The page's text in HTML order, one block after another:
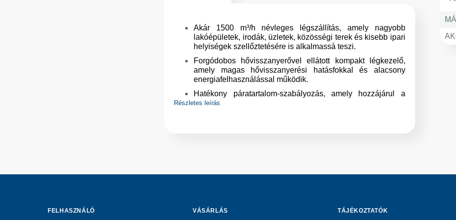
Akár 1500 m³/h névleges légszállítás, amely nagyobb
lakóépületek, irodák, üzletek, közösségi terek és kisebb ipari
helyiségek szellőztetésére is alkalmassá teszi.
Forgódobos hővisszanyerővel ellátott kompakt légkezelő,
amely magas hővisszanyerési hatásfokkal és alacsony
energiafelhasználással működik.
Hatékony páratartalom-szabályozás, amely hozzájárul a
komfortosabb beltéri klímához, különösen a fűtési
Álló kivitelű berendezés, amely gépészeti helyiségekben,
Balos kivitelű készülék, bal oldali vizsgálónyílással és
Részletes leírás
FELHASZNÁLÓ VÁSÁRLÁS TÁJÉKOZTATÓK